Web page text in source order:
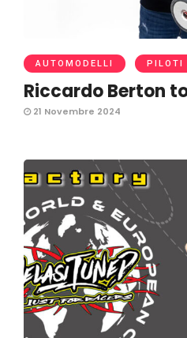
AUTOMODELLI PILOTI
Riccardo Berton
21 Novembre 2024